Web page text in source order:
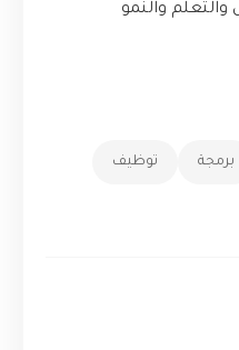
والتعلم والنمو
برمجة توظيف